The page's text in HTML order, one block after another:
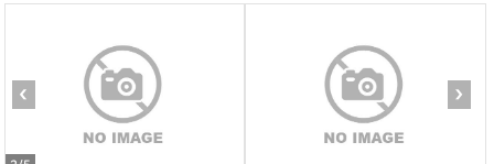
‹ ›